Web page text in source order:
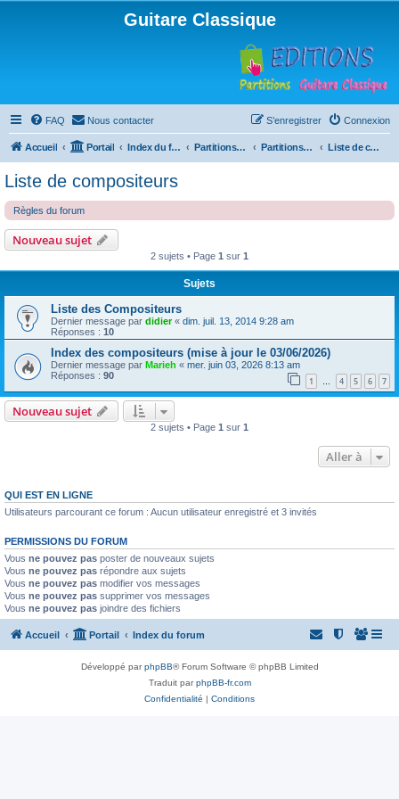
Guitare Classique
FAQ Nous contacter Connexion
S’enregistrer
Accueil Portail Index du forum Partitions pour guitare en libre téléchargement Partitions classées par compositeur Liste de compositeurs
Liste de compositeurs
Règles du forum
Nouveau sujet
2 sujets • Page 1 sur 1
Sujets
Liste des Compositeurs
Dernier message par didier« dim. juil. 13, 2014 9:28 am
Réponses : 10
Index des compositeurs (mise à jour le 03/06/2026)
Dernier message par Marieh « mer. juin 03, 2026 8:13 am
Réponses : 90 1 … 4 5 6 7
Nouveau sujet
2 sujets • Page 1 sur 1
Aller à
QUI EST EN LIGNE
Utilisateurs parcourant ce forum : Aucun utilisateur enregistré et 3 invités
PERMISSIONS DU FORUM
Vous ne pouvez pas poster de nouveaux sujets
Vous ne pouvez pas répondre aux sujets
Vous ne pouvez pas modifier vos messages
Vous ne pouvez pas supprimer vos messages
Vous ne pouvez pas joindre des fichiers
Accueil Portail Index du forum
Développé parphpBB® Forum Software © phpBB Limited
Traduit parphpBB-fr.com
Confidentialité | Conditions